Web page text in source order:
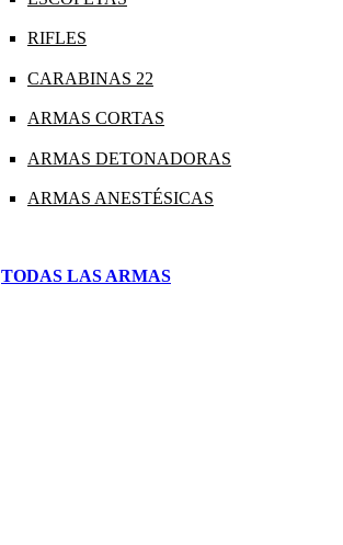
RIFLES
CARABINAS 22
ARMAS CORTAS
ARMAS DETONADORAS
ARMAS ANESTÉSICAS
TODAS LAS ARMAS